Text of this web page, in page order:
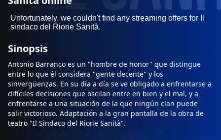
Sinopsis
Antonio Barranco es un "hombre de honor" que distingue
entre lo que él considera "gente decente" y los
sinvergüenzas. En su día a día se ve obligado a enfrentarse a
difíciles decisiones que oscilan entre en bien y el mal, y a
enfrentarse a una situación de la que ningún clan puede
salir victorioso. Adaptación a la gran pantalla de la obra de
teatro "Il Sindaco del Rione Sanità".